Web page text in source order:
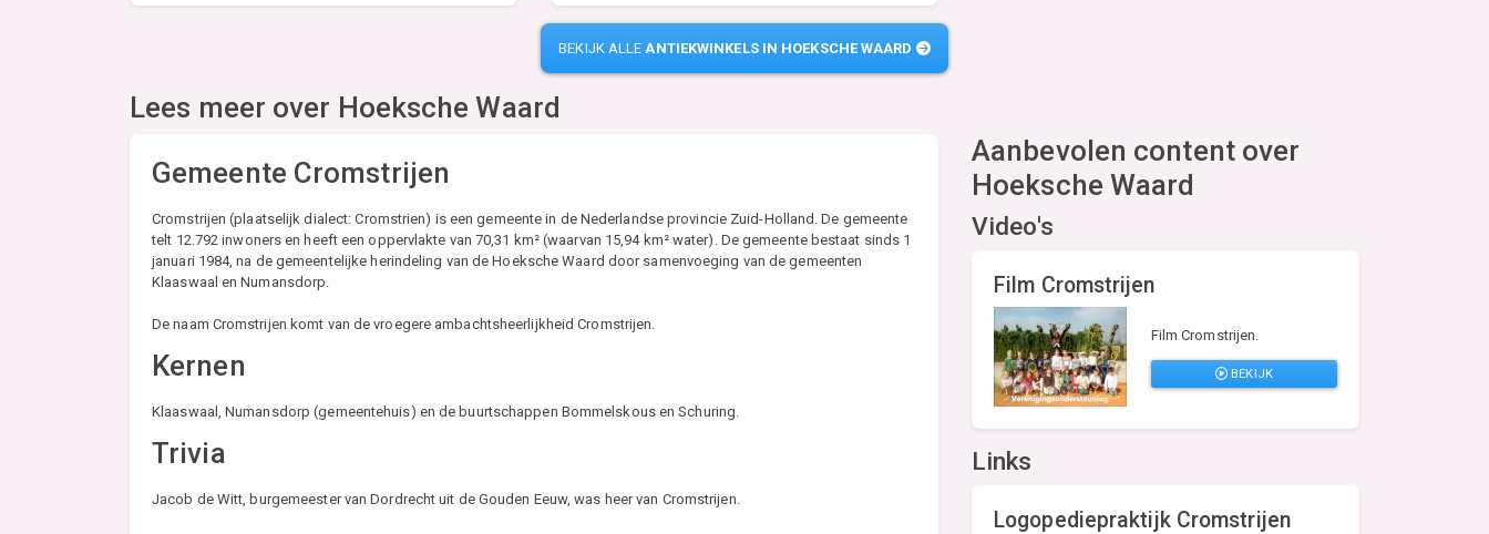
BEKIJK ALLEANTIEKWINKELS IN HOEKSCHE WAARD
Lees meer over Hoeksche Waard
Gemeente Cromstrijen
Cromstrijen (plaatselijk dialect: Cromstrien) is een gemeente in de Nederlandse provincie Zuid-Holland. De gemeente
telt 12.792 inwoners en heeft een oppervlakte van 70,31 km² (waarvan 15,94 km² water). De gemeente bestaat sinds 1
januari 1984, na de gemeentelijke herindeling van de Hoeksche Waard door samenvoeging van de gemeenten
Klaaswaal en Numansdorp.
De naam Cromstrijen komt van de vroegere ambachtsheerlijkheid Cromstrijen.
Kernen
Klaaswaal, Numansdorp (gemeentehuis) en de buurtschappen Bommelskous en Schuring.
Trivia
Jacob de Witt, burgemeester van Dordrecht uit de Gouden Eeuw, was heer van Cromstrijen.
Aanbevolen content over
Hoeksche Waard
Video's
Film Cromstrijen
Film Cromstrijen.
BEKIJK
Links
Logopediepraktijk Cromstrijen